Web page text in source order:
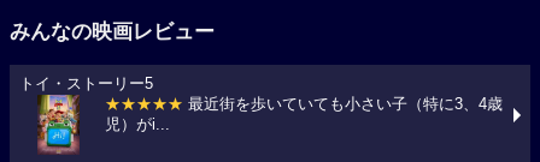
みんなの映画レビュー
トイ・ストーリー5
★★★★★ 最近街を歩いていても小さい子（特に3、4歳
児）がi...